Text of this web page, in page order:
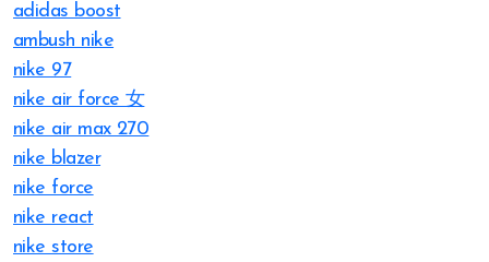
adidas boost
ambush nike
nike 97
nike air force 女
nike air max 270
nike blazer
nike force
nike react
nike store